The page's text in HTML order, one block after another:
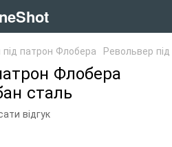
під патрон Флобера Револьвер
Флобера
сталь
відгук